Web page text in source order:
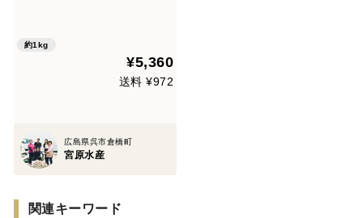
約1kg
¥5,360
送料 ¥972
広島県呉市倉橋町
宮原水産
関連キーワード